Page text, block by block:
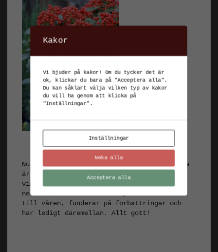
Nu har Nora trädgård vintervila, rabatterna
är täckta med löv och perenner står med
vinterståndare här och där. De klipper vi
ner senare. Vi beställer spännande växter
till våren, funderar på förbättringar och
har ledigt däremellan. Allt gott!
Kakor
Vi bjuder på kakor! Om du tycker det är
ok, klickar du bara på "Acceptera alla".
Du kan såklart välja vilken typ av kakor
du vill ha genom att klicka på
"Inställningar".
Inställningar
Neka alla
Acceptera alla